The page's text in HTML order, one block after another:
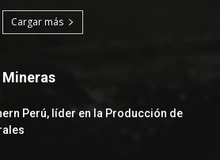
Cargar más
Perú, líder en la Producción de